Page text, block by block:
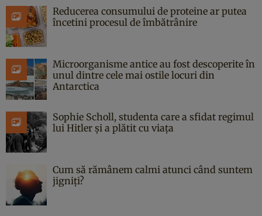
Reducerea consumului de proteine ar putea
încetini procesul de îmbătrânire
Microorganisme antice au fost descoperite în
unul dintre cele mai ostile locuri din
Antarctica
Sophie Scholl, studenta care a sfidat regimul
lui Hitler și a plătit cu viața
Cum să rămânem calmi atunci când suntem
jigniți?